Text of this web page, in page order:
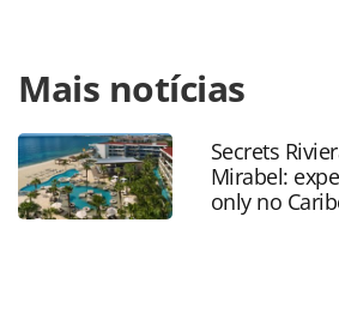
https://www.panrotas.com.br/noticia-
turismo/destinos/2016/05/tahiti-
luxo-para-atrair-
oferecidas na página. Todo o
PANROTAS Editora é protegido pela
sobre direito autoral. Não reproduza
Mais notícias
Secrets
Mirabel:
only no